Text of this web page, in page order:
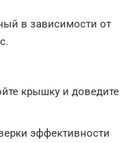
в зависимости от
крышку и доведите
эффективности